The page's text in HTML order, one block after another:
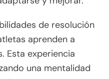
resiliencia al
plena cultiva
para superar
poco convencionales